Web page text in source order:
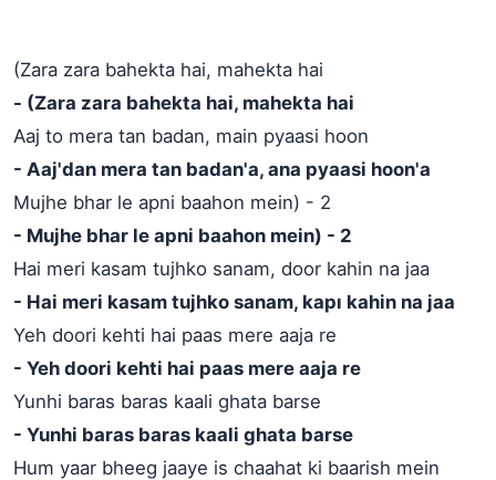
(Zara zara bahekta hai, mahekta hai
- (Zara zara bahekta hai, mahekta hai
Aaj to mera tan badan, main pyaasi hoon
- Aaj'dan mera tan badan'a, ana pyaasi hoon'a
Mujhe bhar le apni baahon mein) - 2
- Mujhe bhar le apni baahon mein) - 2
Hai meri kasam tujhko sanam, door kahin na jaa
- Hai meri kasam tujhko sanam, kapı kahin na jaa
Yeh doori kehti hai paas mere aaja re
- Yeh doori kehti hai paas mere aaja re
Yunhi baras baras kaali ghata barse
- Yunhi baras baras kaali ghata barse
Hum yaar bheeg jaaye is chaahat ki baarish mein